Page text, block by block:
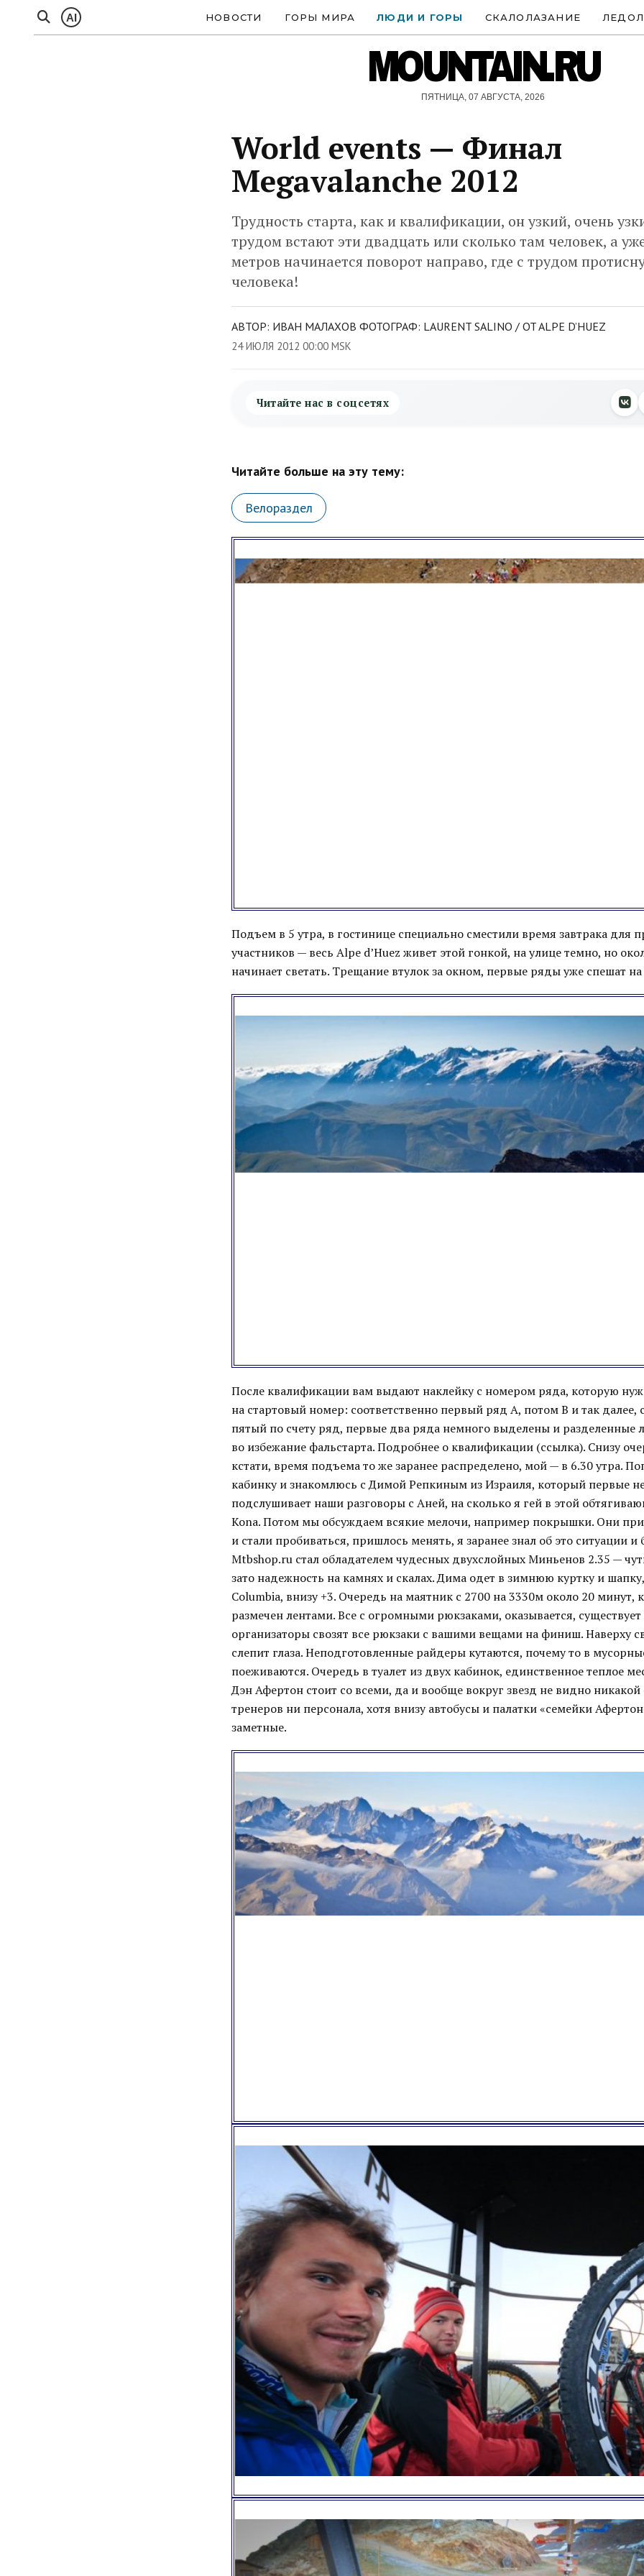
AI НОВОСТИ ГОРЫ МИРА ЛЮДИ И ГОРЫ СКАЛОЛАЗАНИЕ
MOUNTAIN.RU
ПЯТНИЦА, 07 АВГУСТА, 2026
World events — Финал
Megavalanche 2012
Трудность старта, как и квалификации, он узкий, очень
трудом встают эти двадцать или сколько там человек, а
метров начинается поворот направо, где с трудом
человека!
АВТОР: ИВАН МАЛАХОВ ФОТОГРАФ: LAURENT SALINO / OT ALPE D’HUEZ
24 ИЮЛЯ 2012 00:00 MSK
Читайте нас в соцсетях
Читайте больше на эту тему:
Велораздел
Подъем в 5 утра, в гостинице специально сместили время завтрака для
участников — весь Alpe d’Huez живет этой гонкой, на улице темно, но
начинает светать. Трещание втулок за окном, первые ряды уже спешат
После квалификации вам выдают наклейку с номером ряда, которую
на стартовый номер: соответственно первый ряд А, потом В и так далее,
пятый по счету ряд, первые два ряда немного выделены и разделенные
во избежание фальстарта. Подробнее о квалификации (ссылка). Снизу
кстати, время подъема то же заранее распределено, мой — в 6.30 утра.
кабинку и знакомлюсь с Димой Репкиным из Израиля, который первые
подслушивает наши разговоры с Аней, на сколько я гей в этой
Kona. Потом мы обсуждаем всякие мелочи, например покрышки. Они
и стали пробиваться, пришлось менять, я заранее знал об это ситуации и
Mtbshop.ru стал обладателем чудесных двухслойных Миньенов 2.35 —
зато надежность на камнях и скалах. Дима одет в зимнюю куртку и
Columbia, внизу +3. Очередь на маятник с 2700 на 3330м около 20 минут,
размечен лентами. Все с огромными рюкзаками, оказывается,
организаторы свозят все рюкзаки с вашими вещами на финиш. Наверху
слепит глаза. Неподготовленные райдеры кутаются, почему то в
поеживаются. Очередь в туалет из двух кабинок, единственное теплое
Дэн Афертон стоит со всеми, да и вообще вокруг звезд не видно никакой
тренеров ни персонала, хотя внизу автобусы и палатки «семейки
заметные.